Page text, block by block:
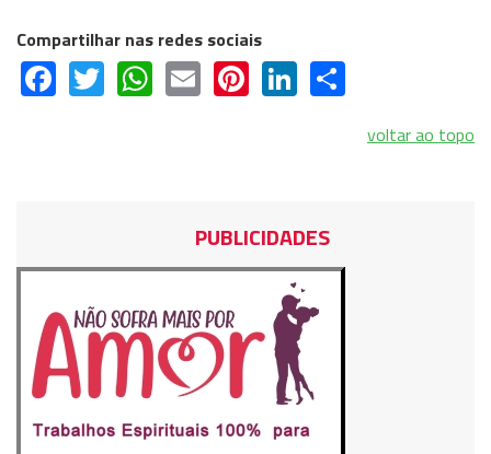
Compartilhar nas redes sociais
Facebook
TwitterWhatsApp
EmailPinterest
LinkedIn
voltar ao topo
PUBLICIDADES